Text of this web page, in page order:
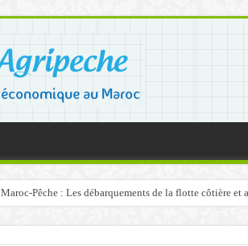
Maroc-Pêche : Les débarquements de la flotte côtière et